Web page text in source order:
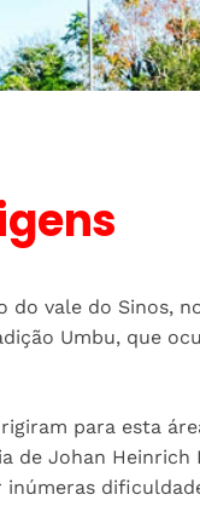
do vale do Sinos,
Umbu, que
para esta
de Johan